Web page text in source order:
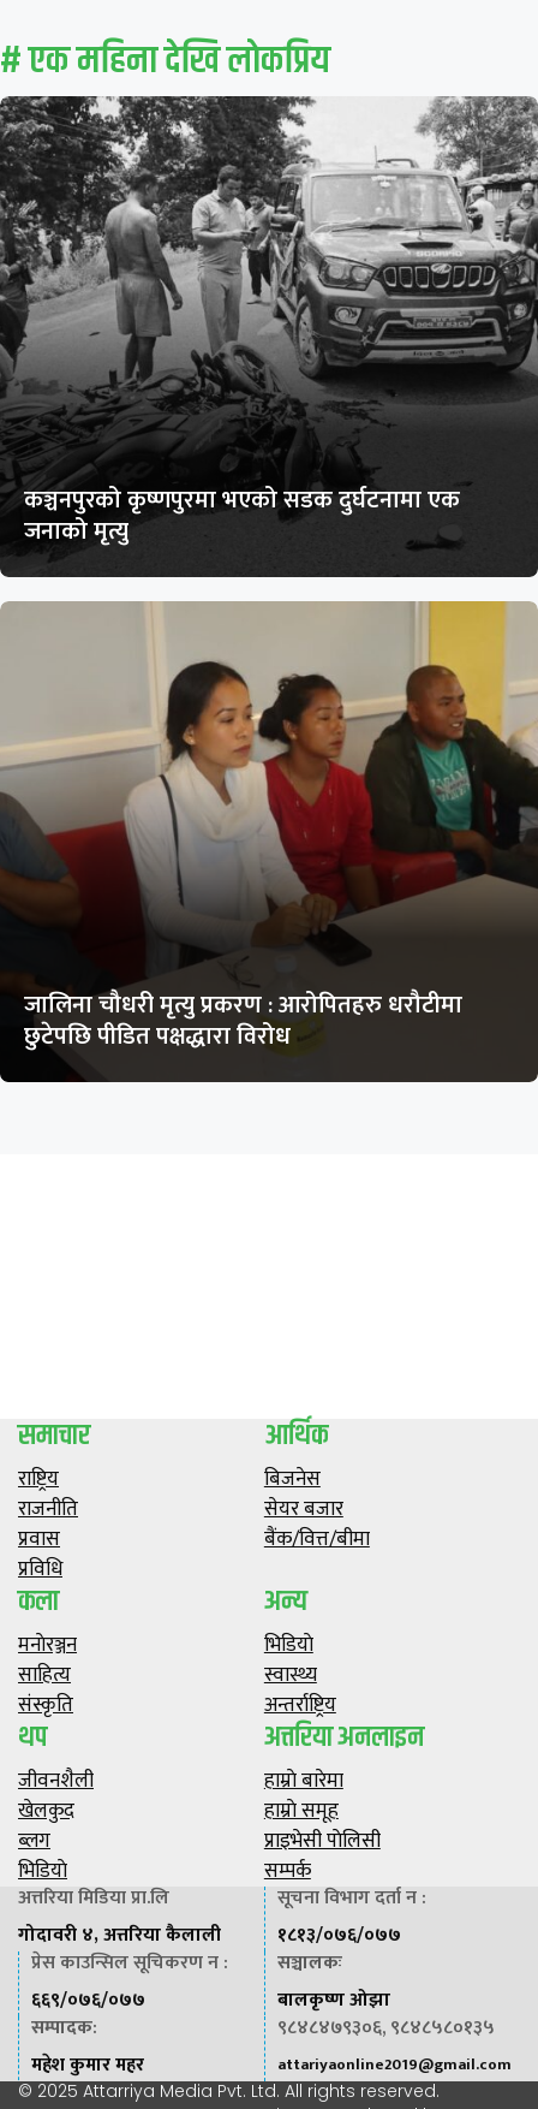
# एक महिना देखि लाेकप्रिय
कञ्चनपुरको कृष्णपुरमा भएको सडक दुर्घटनामा एक
जनाको मृत्यु
जालिना चौधरी मृत्यु प्रकरण : आरोपितहरु धरौटीमा
छुटेपछि पीडित पक्षद्धारा विरोध
समाचार
राष्ट्रिय
राजनीति
प्रवास
प्रविधि
आर्थिक
बिजनेस
सेयर बजार
बैंक/वित्त/बीमा
कला
मनाेरञ्जन
साहित्य
संस्कृति
अन्य
भिडियाे
स्वास्थ्य
अन्तर्राष्ट्रिय
थप
जीवनशैली
खेलकुद
ब्लग
भिडियाे
अत्तरिया अनलाइन
हाम्राे बारेमा
हाम्राे समूह
प्राइभेसी पाेलिसी
सम्पर्क
अत्तरिया मिडिया प्रा.लि
गोदावरी ४, अत्तरिया कैलाली
सूचना विभाग दर्ता न :
१८१३/०७६/०७७
प्रेस काउन्सिल सूचिकरण न :
६६९/०७६/०७७
सञ्चालकः
बालकृष्ण ओझा
सम्पादक:
महेश कुमार महर
९८४८४७९३०६, ९८४८५८०१३५
attariyaonline2019@gmail.com
© 2025 Attarriya Media Pvt. Ltd. All rights reserved.